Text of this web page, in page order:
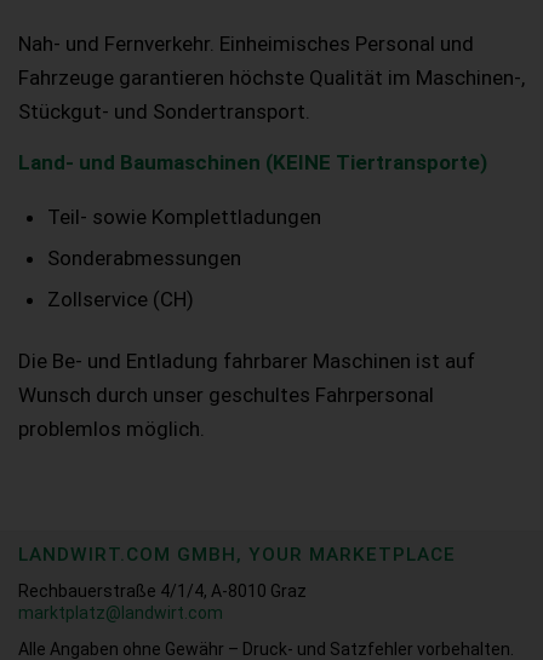
Nah- und Fernverkehr. Einheimisches Personal und
Fahrzeuge garantieren höchste Qualität im Maschinen-,
Stückgut- und Sondertransport.
Land- und Baumaschinen (KEINE Tiertransporte)
Teil- sowie Komplettladungen
Sonderabmessungen
Zollservice (CH)
Die Be- und Entladung fahrbarer Maschinen ist auf
Wunsch durch unser geschultes Fahrpersonal
problemlos möglich.
LANDWIRT.COM GMBH, YOUR MARKETPLACE
Rechbauerstraße 4/1/4, A-8010 Graz
marktplatz@landwirt.com
Alle Angaben ohne Gewähr – Druck- und Satzfehler vorbehalten.